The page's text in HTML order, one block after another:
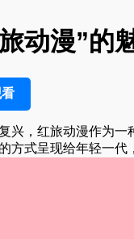
动漫”的
兴，红旅动漫作为
方式呈现给年轻一代